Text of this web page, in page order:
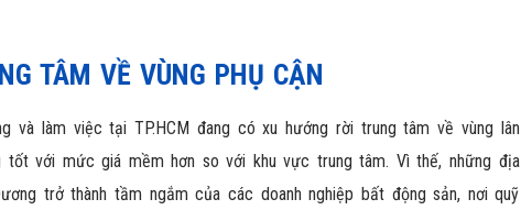
TÂM VỀ VÙNG PHỤ CẬN
và làm việc tại TP.HCM đang có xu hướng rời trung tâm về vùng lân
với mức giá mềm hơn so với khu vực trung tâm. Vì thế, những địa
trở thành tầm ngắm của các doanh nghiệp bất động sản, nơi quỹ